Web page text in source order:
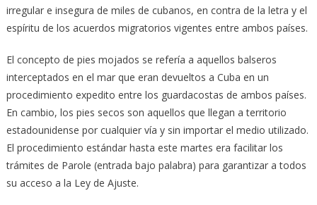
irregular e insegura de miles de cubanos, en contra de la letra y el
espíritu de los acuerdos migratorios vigentes entre ambos países.
El concepto de pies mojados se refería a aquellos balseros
interceptados en el mar que eran devueltos a Cuba en un
procedimiento expedito entre los guardacostas de ambos países.
En cambio, los pies secos son aquellos que llegan a territorio
estadounidense por cualquier vía y sin importar el medio utilizado.
El procedimiento estándar hasta este martes era facilitar los
trámites de Parole (entrada bajo palabra) para garantizar a todos
su acceso a la Ley de Ajuste.